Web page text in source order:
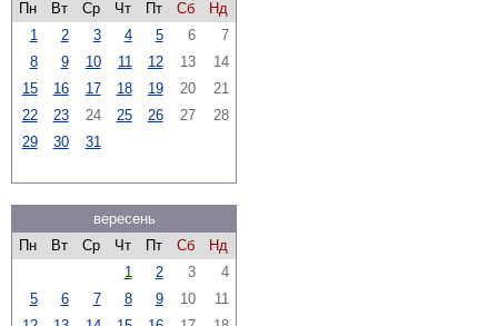
Пн
Вт Ср Чт Пт Сб
Нд
1
2 3 4 5 6
7
8
9 10 11 12 13
14
15
16 17 18 19 20
21
22
23 24 25 26 27
28
29
30 31
вересень
Пн
Вт Ср Чт Пт Сб
Нд
1
2 3
4
5
6 7 8 9 10
11